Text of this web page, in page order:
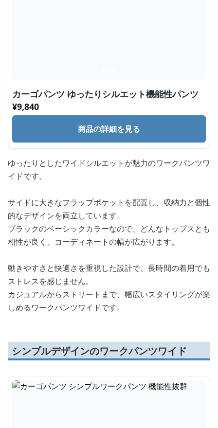
カーゴパンツ ゆったりシルエット機能性パンツ
¥9,840
商品の詳細を見る
ゆったりとしたワイドシルエットが魅力のワークパンツワ
イドです。
サイドに大きなフラップポケットを配置し、収納力と個性
的なデザインを両立しています。
ブラックのベーシックカラーなので、どんなトップスとも
相性が良く、コーディネートの幅が広がります。
動きやすさと快適さを重視した設計で、長時間の着用でも
ストレスを感じません。
カジュアルからストリートまで、幅広いスタイリングが楽
しめるワークパンツワイドです。
シンプルデザインのワークパンツワイド